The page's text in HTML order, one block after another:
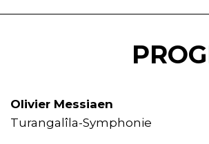
Olivier Messiaen
Turangalîla-Symphonie